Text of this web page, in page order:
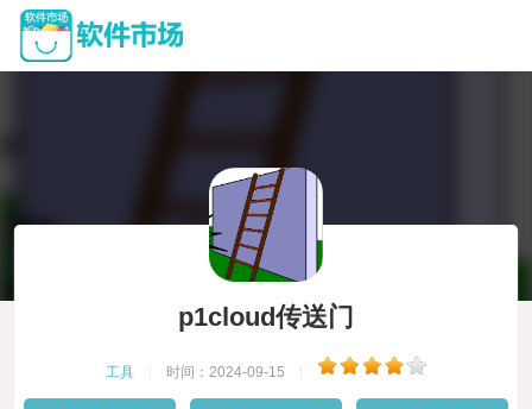
p1cloud传送门
工具 时间：2024-09-15